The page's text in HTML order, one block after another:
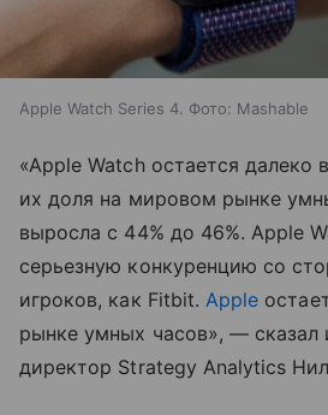
Apple Watch Series 4. Фото: Mashable
«Apple Watch остается далеко
их доля на мировом рынке
выросла с 44% до 46%. Apple
серьезную конкуренцию со
игроков, как Fitbit. Apple
рынке умных часов», — сказал
директор Strategy Analytics